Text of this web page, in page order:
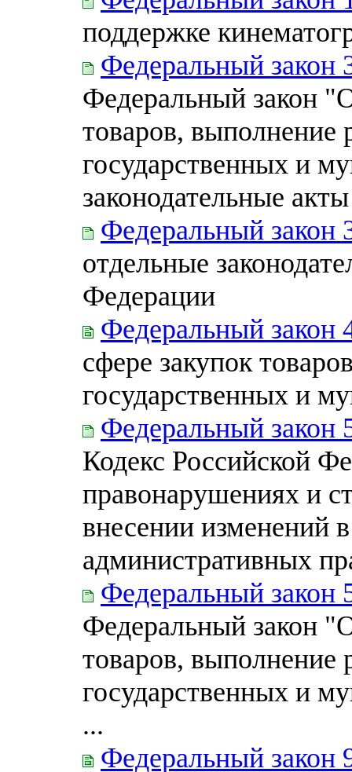
поддержке
Федеральный закон
Федеральный закон
товаров, выполнение
государственных и
законодательные
Федеральный закон
отдельные
Федерации
Федеральный закон
сфере закупок
государственных и
Федеральный закон
Кодекс Российской
правонарушениях и
внесении изменений
административных
Федеральный закон
Федеральный закон
товаров, выполнение
государственных и
...
Федеральный закон